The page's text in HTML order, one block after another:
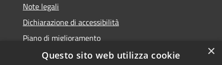
Note legali
Dichiarazione di accessibilità
Piano di miglioramento
×
Questo sito web utilizza cookie